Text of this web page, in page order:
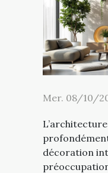
Mer. 08/10/
décoration